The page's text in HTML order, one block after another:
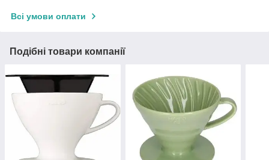
Всі умови оплати
Подібні товари компанії